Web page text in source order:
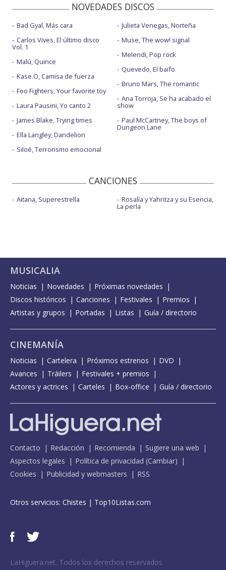
NOVEDADES DISCOS
Bad Gyal, Más cara
Carlos Vives, El último disco
Vol. 1
Malú, Quince
Kase.O, Camisa de fuerza
Foo Fighters, Your favorite toy
Laura Pausini, Yo canto 2
James Blake, Trying times
Ella Langley, Dandelion
Siloé, Terrorismo emocional
Julieta Venegas, Norteña
Muse, The wow! signal
Melendi, Pop rock
Quevedo, El baifo
Bruno Mars, The romantic
Ana Torroja, Se ha acabado el
show
Paul McCartney, The boys of
Dungeon Lane
CANCIONES
Aitana, Superestrella Rosalía y Yahritza y su Esencia,
La perla
MUSICALIA
Noticias Novedades
Próximas novedades
Discos históricos
Canciones Festivales
Premios
Artistas y grupos
Portadas Listas Guía / directorio
CINEMANÍA
Noticias Cartelera Próximos estrenos
DVD
Avances
Tráilers
Festivales + premios
Actores y actrices
Carteles Box-office Guía / directorio
Contacto Redacción Recomienda
Sugiere una web
Aspectos legales
Política de privacidad (Cambiar)
Cookies
Publicidad y webmasters RSS
Otros servicios: Chistes | Top10Listas.com
LaHiguera.net. Todos los derechos reservados